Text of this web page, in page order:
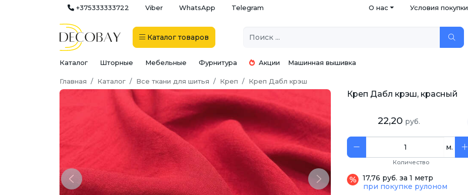
+375333333722 Viber WhatsApp Telegram О нас Условия покупки
Каталог товаров
Каталог Шторные Мебельные Фурнитура Акции Машинная вышивка
Главная Каталог Все ткани для шитья Креп Креп Дабл крэш
Previous Next
Креп Дабл крэш, красный
22,20 руб.
м.
Количество
17,76 руб. за 1 метр
при покупке рулоном